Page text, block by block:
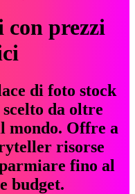
con prezzi
di foto stock
da oltre
mondo. Offre a
risorse
fino al
budget.